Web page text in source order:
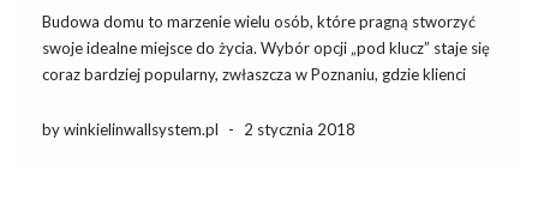
Budowa domu to marzenie wielu osób, które pragną stworzyć
swoje idealne miejsce do życia. Wybór opcji „pod klucz” staje się
coraz bardziej popularny, zwłaszcza w Poznaniu, gdzie klienci
budowy to nie tylko oszczędność czasu, ale również gwarancja
by winkielinwallsystem.pl - 2 stycznia 2018